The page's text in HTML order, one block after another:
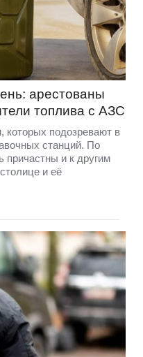
арестованы
топлива с АЗС
которых подозревают в
станций. По
причастны и к другим
и её